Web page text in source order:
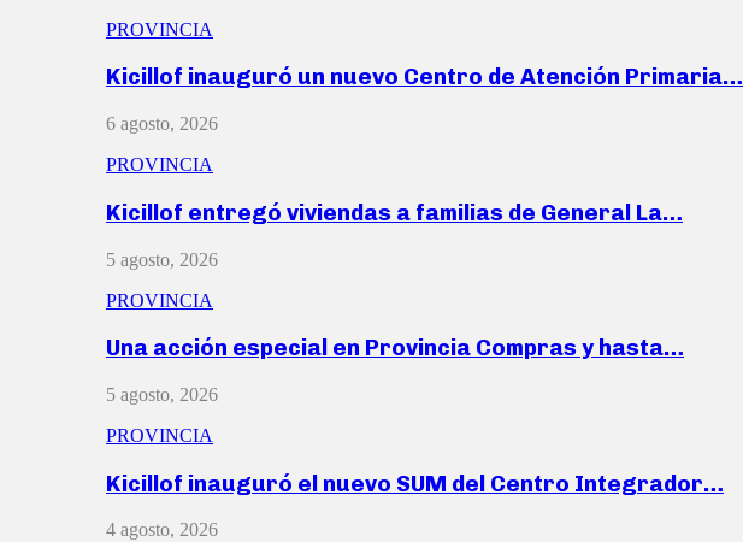
PROVINCIA
Kicillof inauguró un nuevo Centro de Atención Primaria…
6 agosto, 2026
PROVINCIA
Kicillof entregó viviendas a familias de General La…
5 agosto, 2026
PROVINCIA
Una acción especial en Provincia Compras y hasta…
5 agosto, 2026
PROVINCIA
Kicillof inauguró el nuevo SUM del Centro Integrador…
4 agosto, 2026